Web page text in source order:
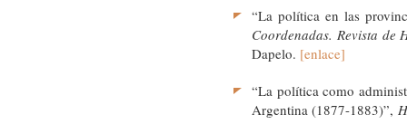
“La política en las
Coordenadas. Revista
Dapelo. [enlace]
“La política como
Argentina (1877-1883)”,